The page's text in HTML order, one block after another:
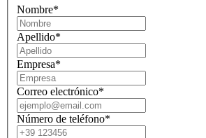
Nombre*
Apellido*
Empresa*
Correo electrónico*
Número de teléfono*